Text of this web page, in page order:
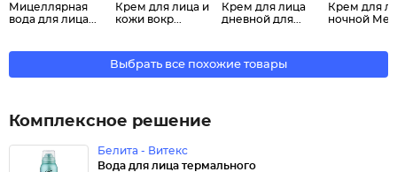
Мицеллярная
вода для лица...
Крем для лица и
кожи вокр...
Крем для лица
дневной для...
Крем для
ночной
Выбрать все похожие товары
Комплексное решение
Белита - Витекс
Вода для лица термального